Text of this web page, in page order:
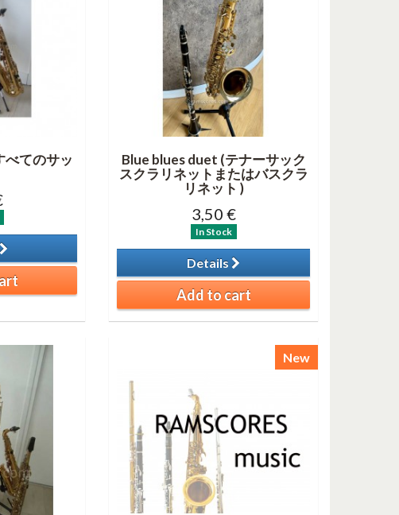
てのサッ
Blue blues duet (テナーサック
スクラリネットまたはバスクラ
リネット )
3,50 €
In Stock
Details
Add to cart
New